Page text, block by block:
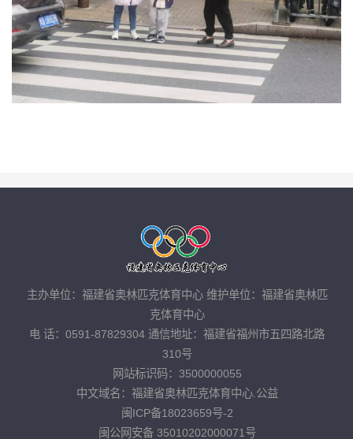
主办单位：福建省奥林匹克体育中心 维护单位：福建省奥林匹
克体育中心
电 话：0591-87829304 通信地址：福建省福州市五四路北路
310号
网站标识码：3500000055
中文域名：福建省奥林匹克体育中心.公益
闽ICP备18023659号-2
闽公网安备 35010202000071号